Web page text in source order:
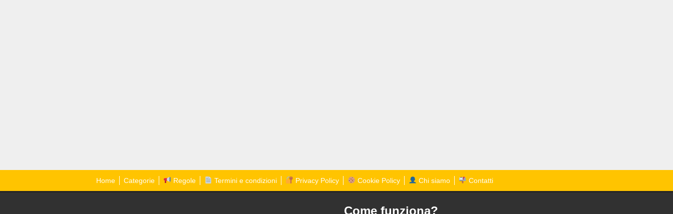
Home Categorie Regole Termini e condizioni Privacy Policy Cookie Policy Chi siamo Contatti
Come funziona?